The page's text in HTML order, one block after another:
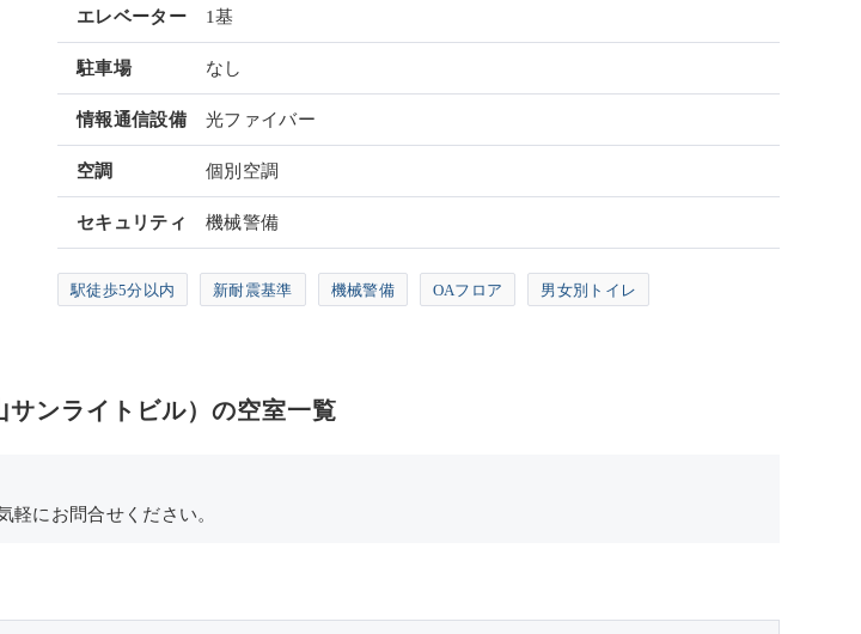
エレベーター 1基
駐車場 なし
情報通信設備 光ファイバー
空調 個別空調
セキュリティ 機械警備
駅徒歩5分以内 新耐震基準 機械警備 OAフロア 男女別トイレ
ンライトビル）の空室一覧
軽にお問合せください。